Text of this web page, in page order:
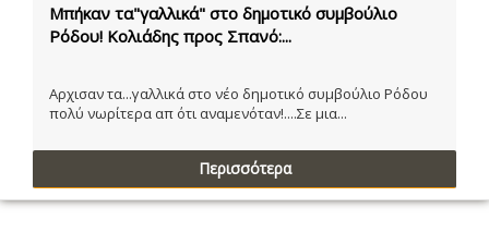
Μπήκαν τα"γαλλικά" στο δημοτικό συμβούλιο
Ρόδου! Κολιάδης προς Σπανό:...
Αρχισαν τα...γαλλικά στο νέο δημοτικό συμβούλιο Ρόδου
πολύ νωρίτερα απ ότι αναμενόταν!....Σε μια...
Περισσότερα